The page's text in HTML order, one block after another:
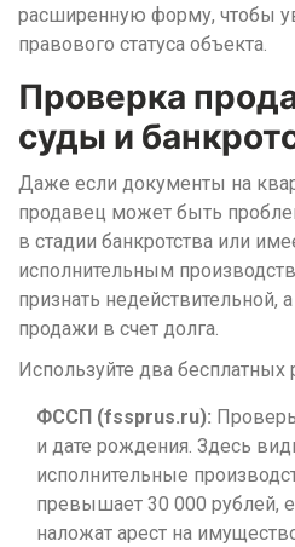
расширенную форму, чтобы
правового статуса объекта.
Проверка
суды и
Даже если документы на
продавец может быть
в стадии банкротства или
исполнительным
признать недействительной,
продажи в счет долга.
Используйте два бесплатных
ФССП (fssprus.ru):
и дате рождения. Здесь
исполнительные
превышает 30 000 рублей,
наложат арест на